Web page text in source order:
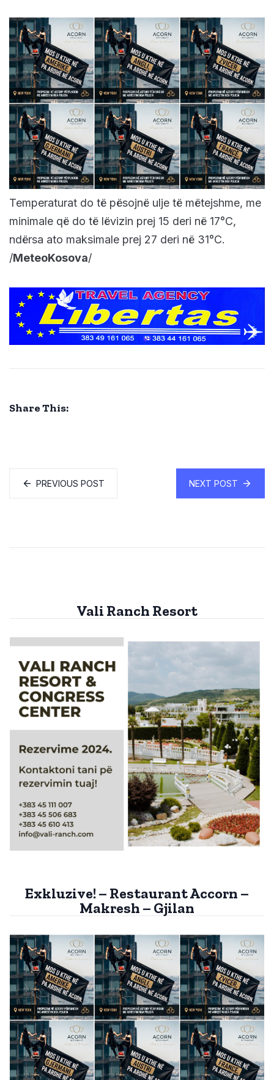
Temperaturat do të pësojnë ulje të mëtejshme, me
minimale që do të lëvizin prej 15 deri në 17°C,
ndërsa ato maksimale prej 27 deri në 31°C.
/MeteoKosova/
Share This:
PREVIOUS POST NEXT POST
Vali Ranch Resort
Exkluzive! – Restaurant Accorn –
Makresh – Gjilan